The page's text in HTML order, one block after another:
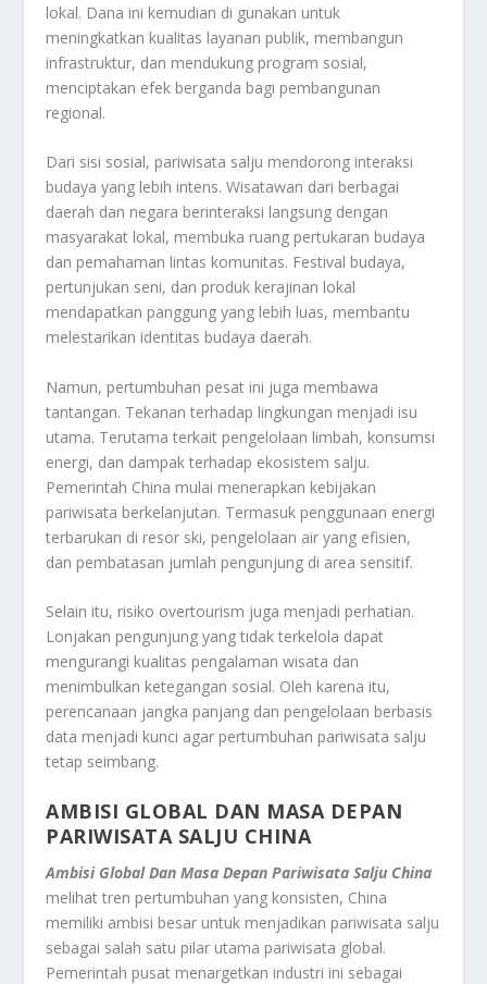
lokal. Dana ini kemudian di gunakan untuk
meningkatkan kualitas layanan publik, membangun
infrastruktur, dan mendukung program sosial,
menciptakan efek berganda bagi pembangunan
regional.
Dari sisi sosial, pariwisata salju mendorong interaksi
budaya yang lebih intens. Wisatawan dari berbagai
daerah dan negara berinteraksi langsung dengan
masyarakat lokal, membuka ruang pertukaran budaya
dan pemahaman lintas komunitas. Festival budaya,
pertunjukan seni, dan produk kerajinan lokal
mendapatkan panggung yang lebih luas, membantu
melestarikan identitas budaya daerah.
Namun, pertumbuhan pesat ini juga membawa
tantangan. Tekanan terhadap lingkungan menjadi isu
utama. Terutama terkait pengelolaan limbah, konsumsi
energi, dan dampak terhadap ekosistem salju.
Pemerintah China mulai menerapkan kebijakan
pariwisata berkelanjutan. Termasuk penggunaan energi
terbarukan di resor ski, pengelolaan air yang efisien,
dan pembatasan jumlah pengunjung di area sensitif.
Selain itu, risiko overtourism juga menjadi perhatian.
Lonjakan pengunjung yang tidak terkelola dapat
mengurangi kualitas pengalaman wisata dan
menimbulkan ketegangan sosial. Oleh karena itu,
perencanaan jangka panjang dan pengelolaan berbasis
data menjadi kunci agar pertumbuhan pariwisata salju
tetap seimbang.
AMBISI GLOBAL DAN MASA DEPAN
PARIWISATA SALJU CHINA
Ambisi Global Dan Masa Depan Pariwisata Salju China
melihat tren pertumbuhan yang konsisten, China
memiliki ambisi besar untuk menjadikan pariwisata salju
sebagai salah satu pilar utama pariwisata global.
Pemerintah pusat menargetkan industri ini sebagai